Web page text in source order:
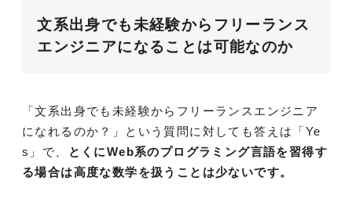
文系出身でも未経験からフリーランス
エンジニアになることは可能なのか
「文系出身でも未経験からフリーランスエンジニア
になれるのか？」という質問に対しても答えは「Ye
s」で、
とくにWeb系のプログラミング言語を習得す
る場合は高度な数学を扱うことは少ないです。